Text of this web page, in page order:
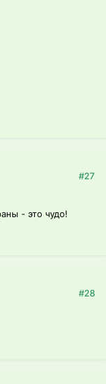
#27
- это чудо!
#28